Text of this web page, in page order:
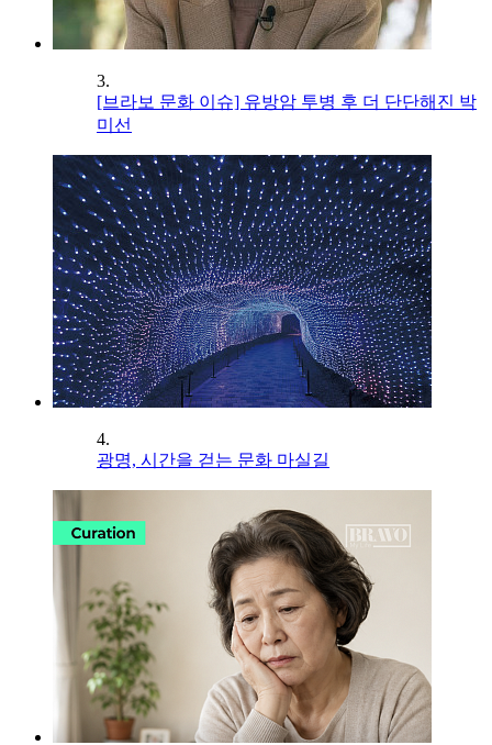
3.
[브라보 문화 이슈] 유방암 투병 후 더 단단해진 박
미선
4.
광명, 시간을 걷는 문화 마실길